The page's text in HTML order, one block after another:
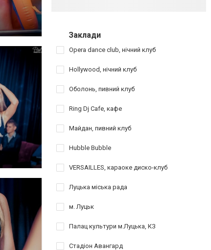
Заклади
Opera dance club, нічний клуб
Hollywood, нічний клуб
Оболонь, пивний клуб
Ring Dj Cafe, кафе
Майдан, пивний клуб
Hubble Bubble
VERSAILLES, караоке диско-клуб
Луцька міська рада
м. Луцьк
Палац культури м.Луцька, КЗ
Стадіон Авангард